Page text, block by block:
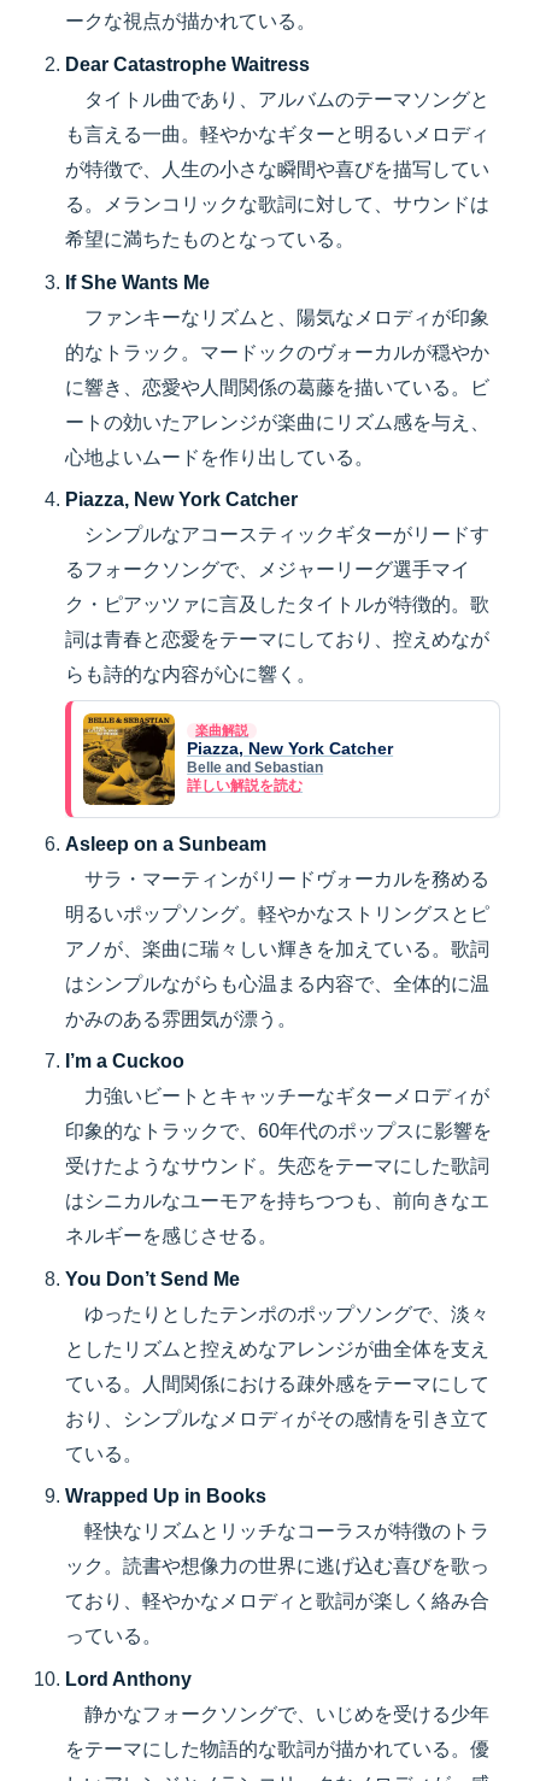
ークな視点が描かれている。
Dear Catastrophe Waitress
タイトル曲であり、アルバムのテーマソングと
も言える一曲。軽やかなギターと明るいメロディ
が特徴で、人生の小さな瞬間や喜びを描写してい
る。メランコリックな歌詞に対して、サウンドは
希望に満ちたものとなっている。
If She Wants Me
ファンキーなリズムと、陽気なメロディが印象
的なトラック。マードックのヴォーカルが穏やか
に響き、恋愛や人間関係の葛藤を描いている。ビ
ートの効いたアレンジが楽曲にリズム感を与え、
心地よいムードを作り出している。
Piazza, New York Catcher
シンプルなアコースティックギターがリードす
るフォークソングで、メジャーリーグ選手マイ
ク・ピアッツァに言及したタイトルが特徴的。歌
詞は青春と恋愛をテーマにしており、控えめなが
らも詩的な内容が心に響く。
楽曲解説
Piazza, New York Catcher
Belle and Sebastian
詳しい解説を読む
Asleep on a Sunbeam
サラ・マーティンがリードヴォーカルを務める
明るいポップソング。軽やかなストリングスとピ
アノが、楽曲に瑞々しい輝きを加えている。歌詞
はシンプルながらも心温まる内容で、全体的に温
かみのある雰囲気が漂う。
I’m a Cuckoo
力強いビートとキャッチーなギターメロディが
印象的なトラックで、60年代のポップスに影響を
受けたようなサウンド。失恋をテーマにした歌詞
はシニカルなユーモアを持ちつつも、前向きなエ
ネルギーを感じさせる。
You Don’t Send Me
ゆったりとしたテンポのポップソングで、淡々
としたリズムと控えめなアレンジが曲全体を支え
ている。人間関係における疎外感をテーマにして
おり、シンプルなメロディがその感情を引き立て
ている。
Wrapped Up in Books
軽快なリズムとリッチなコーラスが特徴のトラ
ック。読書や想像力の世界に逃げ込む喜びを歌っ
ており、軽やかなメロディと歌詞が楽しく絡み合
っている。
Lord Anthony
静かなフォークソングで、いじめを受ける少年
をテーマにした物語的な歌詞が描かれている。優